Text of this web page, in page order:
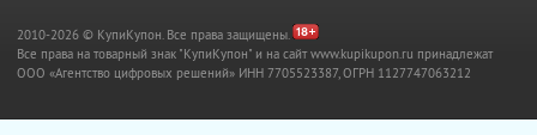
2010-2026 © КупиКупон. Все права защищены.
Все права на товарный знак "КупиКупон" и на сайт www.kupikupon.ru принадлежат
OOO «Агентство цифровых решений» ИНН 7705523387, ОГРН 1127747063212